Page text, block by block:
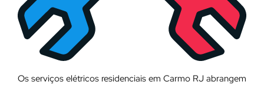
Os serviços elétricos residenciais em Carmo RJ abrangem